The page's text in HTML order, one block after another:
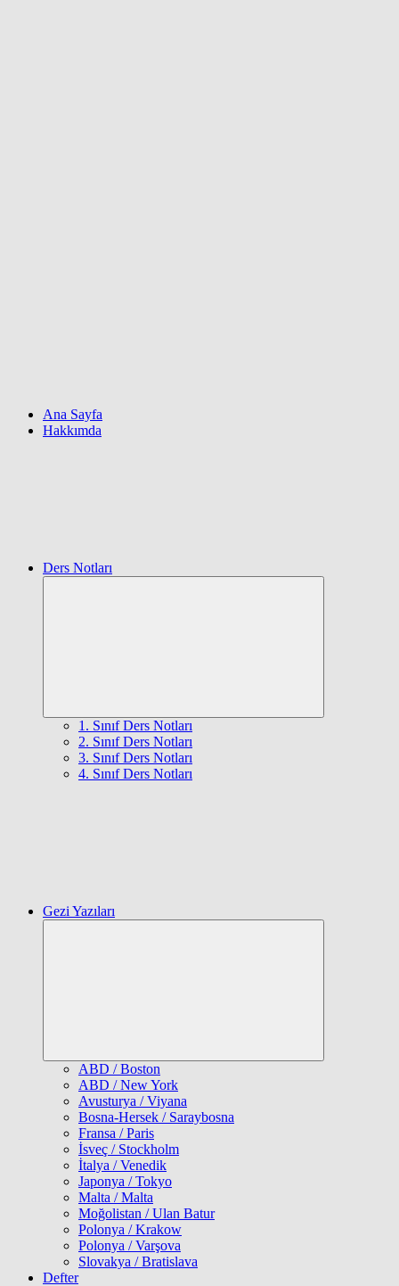
Ana Sayfa
Hakkımda
Ders Notları
1. Sınıf Ders Notları
2. Sınıf Ders Notları
3. Sınıf Ders Notları
4. Sınıf Ders Notları
Gezi Yazıları
ABD / Boston
ABD / New York
Avusturya / Viyana
Bosna-Hersek / Saraybosna
Fransa / Paris
İsveç / Stockholm
İtalya / Venedik
Japonya / Tokyo
Malta / Malta
Moğolistan / Ulan Batur
Polonya / Krakow
Polonya / Varşova
Slovakya / Bratislava
Defter